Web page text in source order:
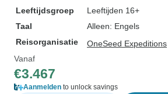
Leeftijdsgroep
Leeftijden 16+
Taal
Alleen: Engels
Reisorganisatie
OneSeed Expeditions
Vanaf
€3.467
Aanmelden to unlock savings